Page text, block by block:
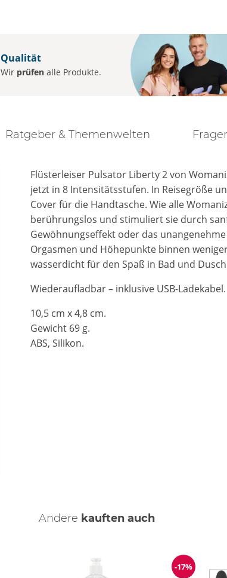
Qualität
Wir prüfen alle Produkte.
Ratgeber & Themenwelten
Flüsterleiser Pulsator Liberty 2 von
jetzt in 8 Intensitätsstufen. In Reisegröße
Cover für die Handtasche. Wie alle
berührungslos und stimuliert sie durch
Gewöhnungseffekt oder das
Orgasmen und Höhepunkte binnen
wasserdicht für den Spaß in Bad und
Wiederaufladbar – inklusive USB-Ladekabel.
10,5 cm x 4,8 cm.
Gewicht 69 g.
ABS, Silikon.
Andere kauften auch
-17%